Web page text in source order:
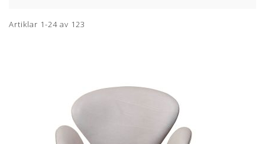
Artiklar 1-24 av 123